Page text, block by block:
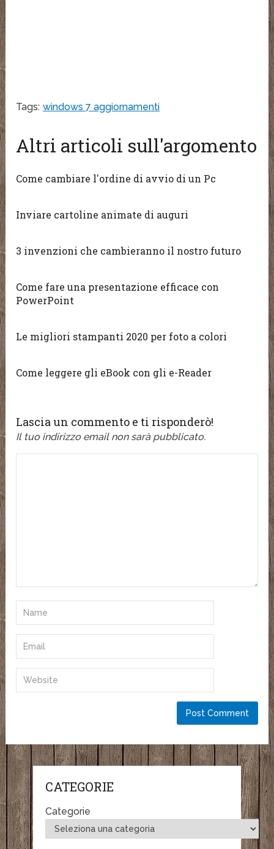
Tags: windows 7 aggiornamenti
Altri articoli sull'argomento
Come cambiare l'ordine di avvio di un Pc
Inviare cartoline animate di auguri
3 invenzioni che cambieranno il nostro futuro
Come fare una presentazione efficace con
PowerPoint
Le migliori stampanti 2020 per foto a colori
Come leggere gli eBook con gli e-Reader
Lascia un commento e ti risponderò!
Il tuo indirizzo email non sarà pubblicato.
CATEGORIE
Categorie